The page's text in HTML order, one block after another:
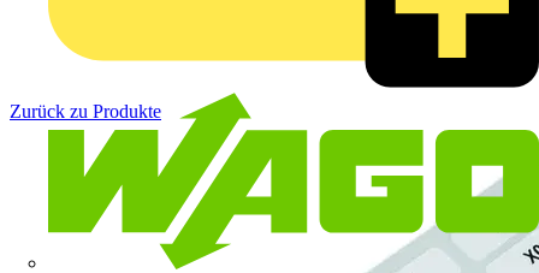
Zurück zu Produkte